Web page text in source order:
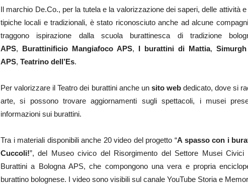
Il marchio De.Co., per la tutela e la valorizzazione dei saperi, delle attività
tipiche locali e tradizionali, è stato riconosciuto anche ad alcune
traggono ispirazione dalla scuola burattinesca di tradizione
APS, Burattinificio Mangiafoco APS, I burattini di Mattia,
APS, Teatrino dell’Es.
Per valorizzare il Teatro dei burattini anche un sito webdedicato, dove si
arte, si possono trovare aggiornamenti sugli spettacoli, i musei
informazioni sui burattini.
Tra i materiali disponibili anche 20 video del progetto “A spasso con i
Cuccoli!”, del Museo civico del Risorgimento del Settore Musei Civici
Burattini a Bologna APS, che compongono una vera e propria
burattino bolognese. I video sono visibili sul canale YouTube Storia e